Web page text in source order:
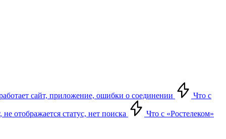
сайт, приложение, ошибки о соединении Что с
отображается статус, нет поиска Что с «Ростелеком»